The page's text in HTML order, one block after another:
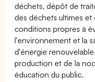
déchets, dépôt de
des déchets ultimes
conditions propres à
l'environnement et la
d'énergie
production et de la
éducation du public.